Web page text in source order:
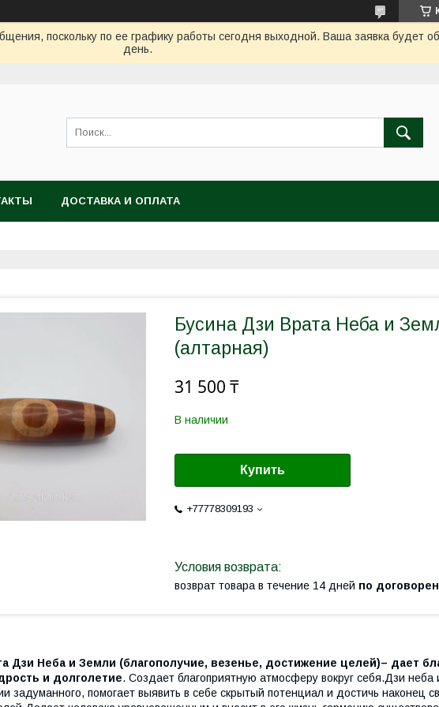
поскольку по ее графику работы сегодня выходной. Ваша заявка будет
день.
ДОСТАВКА И ОПЛАТА
Бусина Дзи Врата Неба и
(алтарная)
31 500 ₸
В наличии
Купить
+77778309193
возврат товара в течение 14 дней по
Дзи Неба и Земли (благополучие, везенье, достижение целей)– дает
и долголетие. Создает благоприятную атмосферу вокруг себя.Дзи неба
задуманного, помогает выявить в себе скрытый потенциал и достичь наконец